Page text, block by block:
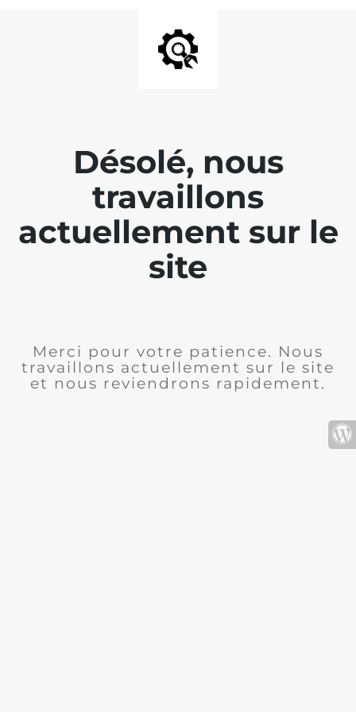
Désolé, nous
travaillons
actuellement sur le
site
Merci pour votre patience. Nous
travaillons actuellement sur le site
et nous reviendrons rapidement.